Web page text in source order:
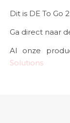
Dit is DE To
Ga direct naar
Al onze
Solutions